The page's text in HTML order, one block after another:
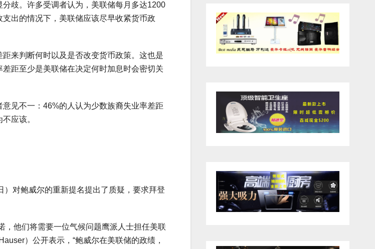
歧。许多受调者认为，美联储每月多达1200
出的情况下，美联储应该尽早收紧货币政
来判断何时以及是否改变货币政策。这也是
距至少是美联储在决定何时加息时会密切关
见不一：46%的人认为少数族裔失业率差距
应该。
对鲍威尔的重新提名提出了质疑，要求拜登
他们将需要一位气候问题鹰派人士担任美联
）公开表示，“鲍威尔在美联储的政绩，